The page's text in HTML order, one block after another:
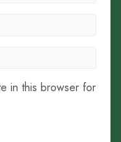
in this browser for